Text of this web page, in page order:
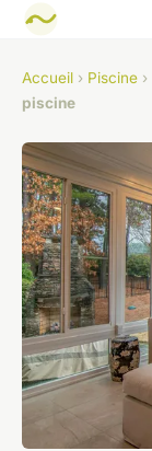
Accueil › Piscine ›
piscine